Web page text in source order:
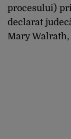
procesului)
declarat
Mary